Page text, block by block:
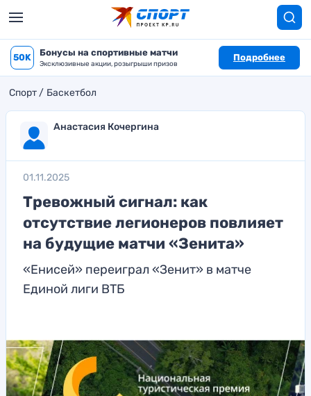
50K Бонусы на спортивные матчи
Эксклюзивные акции, розыгрыши призов
Подробнее
Спорт Баскетбол
Анастасия Кочергина
01.11.2025
Тревожный сигнал: как
отсутствие легионеров повлияет
на будущие матчи «Зенита»
«Енисей» переиграл «Зенит» в матче
Единой лиги ВТБ